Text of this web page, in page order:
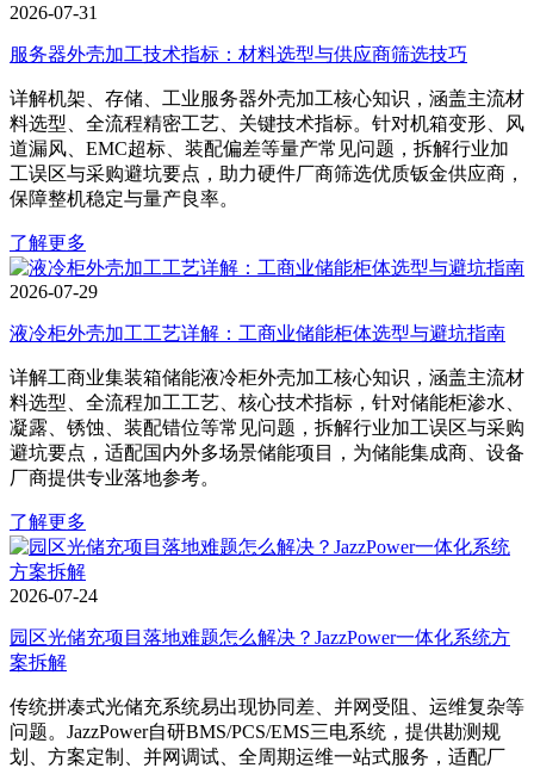
2026-07-31
服务器外壳加工技术指标：材料选型与供应商筛选技巧
详解机架、存储、工业服务器外壳加工核心知识，涵盖主流材
料选型、全流程精密工艺、关键技术指标。针对机箱变形、风
道漏风、EMC超标、装配偏差等量产常见问题，拆解行业加
工误区与采购避坑要点，助力硬件厂商筛选优质钣金供应商，
保障整机稳定与量产良率。
了解更多
2026-07-29
液冷柜外壳加工工艺详解：工商业储能柜体选型与避坑指南
详解工商业集装箱储能液冷柜外壳加工核心知识，涵盖主流材
料选型、全流程加工工艺、核心技术指标，针对储能柜渗水、
凝露、锈蚀、装配错位等常见问题，拆解行业加工误区与采购
避坑要点，适配国内外多场景储能项目，为储能集成商、设备
厂商提供专业落地参考。
了解更多
2026-07-24
园区光储充项目落地难题怎么解决？JazzPower一体化系统方
案拆解
传统拼凑式光储充系统易出现协同差、并网受阻、运维复杂等
问题。JazzPower自研BMS/PCS/EMS三电系统，提供勘测规
划、方案定制、并网调试、全周期运维一站式服务，适配厂